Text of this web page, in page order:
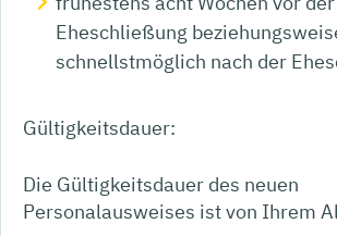
Eheschließung
schnellstmöglich nach der
Gültigkeitsdauer:
Die Gültigkeitsdauer des neuen
Personalausweises ist von Ihrem